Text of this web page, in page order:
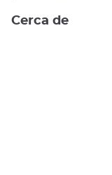
Cerca de